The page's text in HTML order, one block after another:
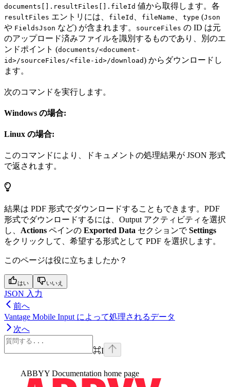
documents[].resultFiles[].fileId 値から取得します。各
resultFiles エントリには、 fileId fileName type (Json
や FieldsJson など) が含まれます。 sourceFiles の ID は元
のアップロード済みファイルを識別するものであり、別のエ
ンドポイント (documents/<document-
id>/sourceFiles/<file-id>/download) からダウンロードし
ます。
次のコマンドを実行します。
Windows の場合:
Linux の場合:
このコマンドにより、ドキュメントの処理結果が JSON 形式
で返されます。
結果は PDF 形式でダウンロードすることもできます。PDF
形式でダウンロードするには、Output アクティビティを選択
し、 Actions ペインの Exported Data セクションでSettings
をクリックして、希望する形式として PDF を選択します。
このページは役に立ちましたか？
はい いいえ
JSON 入力
前へ
Vantage Mobile Input によって処理されるデータ
次へ
⌘I
ABBYY Documentation home page